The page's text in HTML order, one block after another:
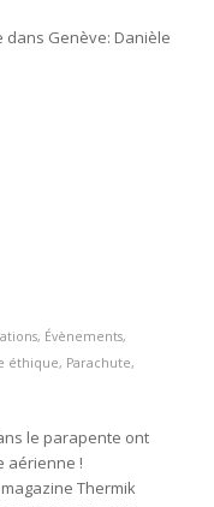
Genève: Danièle
, Évènements,
éthique, Parachute,
le parapente ont
aérienne !
Thermik